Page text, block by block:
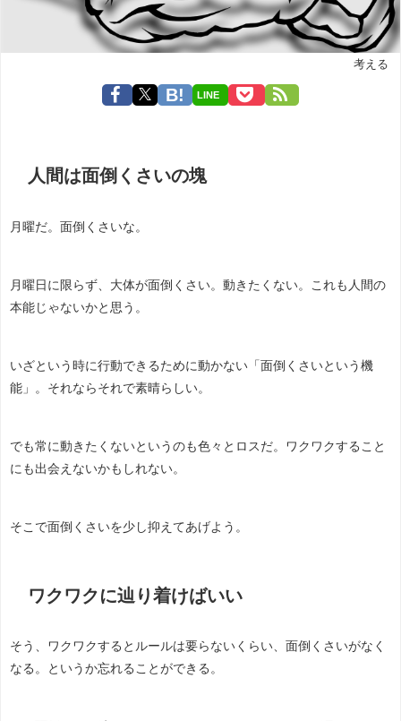
考える
LINE
人間は面倒くさいの塊
月曜だ。面倒くさいな。
月曜日に限らず、大体が面倒くさい。動きたくない。これも人間の
本能じゃないかと思う。
いざという時に行動できるために動かない「面倒くさいという機
能」。それならそれで素晴らしい。
でも常に動きたくないというのも色々とロスだ。ワクワクすること
にも出会えないかもしれない。
そこで面倒くさいを少し抑えてあげよう。
ワクワクに辿り着けばいい
そう、ワクワクするとルールは要らないくらい、面倒くさいがなく
なる。というか忘れることができる。